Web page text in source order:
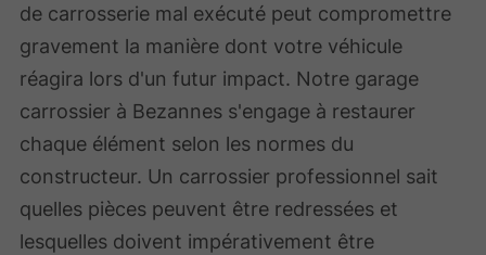
de carrosserie mal exécuté peut compromettre
gravement la manière dont votre véhicule
réagira lors d'un futur impact. Notre garage
carrossier à Bezannes s'engage à restaurer
chaque élément selon les normes du
constructeur. Un carrossier professionnel sait
quelles pièces peuvent être redressées et
lesquelles doivent impérativement être